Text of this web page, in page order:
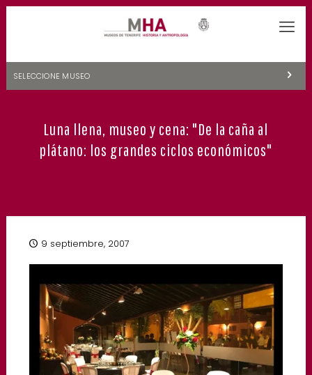
SELECCIONE MUSEO
NATURALEZA Y ARQUEOLOGÍA
LA CIENCIA Y EL COSMOS
CENTRO DE DOCUMENTACIÓN DE CANARIAS Y AMÉRICA
CUEVA DEL VIENTO
Luna llena, museo y cena: "De la caña al
plátano: los grandes ciclos económicos"
9 septiembre, 2007